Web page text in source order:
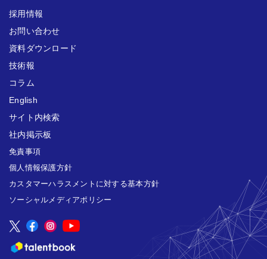
採用情報
お問い合わせ
資料ダウンロード
技術報
コラム
English
サイト内検索
社内掲示板
免責事項
個人情報保護方針
カスタマーハラスメントに対する基本方針
ソーシャルメディアポリシー